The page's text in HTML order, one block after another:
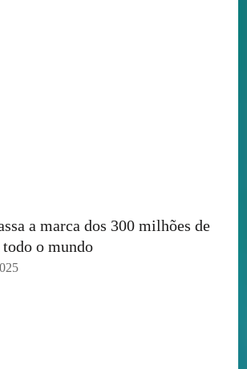
a marca dos 300 milhões de
todo o mundo